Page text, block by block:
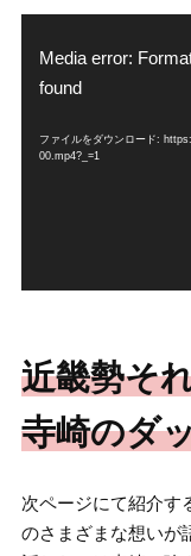
Media error:
found
ファイルをダウンロード:
00.mp4?_=1
近畿勢そ
寺崎のダ
次ページにて紹介す
のさまざまな想いが